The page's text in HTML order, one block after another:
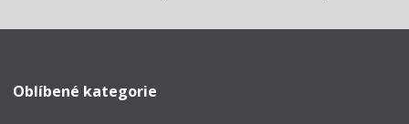
Oblíbené kategorie